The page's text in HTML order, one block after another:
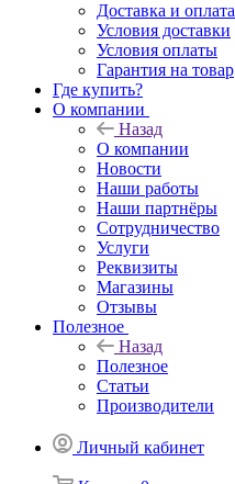
Доставка и оплата
Условия доставки
Условия оплаты
Гарантия на товар
Где купить?
О компании
Назад
О компании
Новости
Наши работы
Наши партнёры
Сотрудничество
Услуги
Реквизиты
Магазины
Отзывы
Полезное
Назад
Полезное
Статьи
Производители
Личный кабинет